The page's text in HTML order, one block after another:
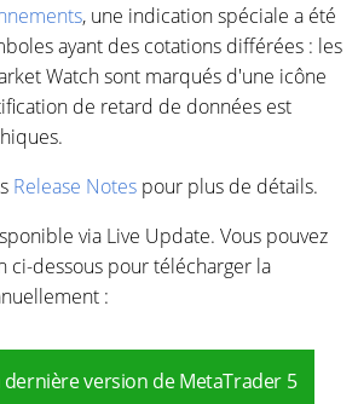
, une indication spéciale a été
ayant des cotations différées : les
Watch sont marqués d'une icône
de retard de données est
Release Notes pour plus de détails.
via Live Update. Vous pouvez
ci-dessous pour télécharger la
:
dernière version de MetaTrader 5